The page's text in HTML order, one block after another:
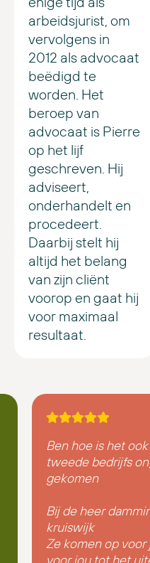
arbeidsjurist, om
vervolgens in
2012 als advocaat
beëdigd te
worden. Het
beroep van
advocaat is Pierre
op het lijf
geschreven. Hij
adviseert,
onderhandelt en
procedeert.
Daarbij stelt hij
altijd het belang
van zijn cliënt
voorop en gaat hij
voor maximaal
resultaat.
Ben hoe is het
tweede bedrijfs
gekomen
Bij de heer
kruiswijk
Ze komen op voor